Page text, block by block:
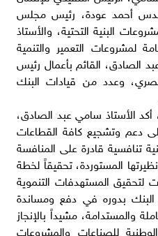
أحمد عودة، رئيس مجلس
البنية التحتية، والأستاذ
لمشروعات التعمير والتنمية
الصادق، القائم بأعمال رئيس
وعدد من قيادات البنك
أكد الأستاذ سامي عبد الصادق،
دعم وتشجيع كافة القطاعات
تنافسية قادرة على المنافسة
المستوردة، تحقيقاً لخطة
لتحقيق المستهدفات التنموية
البنك بدوره في دفع ومساندة
والمستدامة، مشيداً بالإنجاز
للصناعات والمشروعات